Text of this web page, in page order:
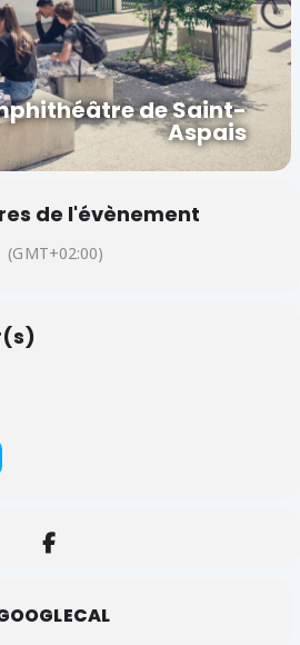
de Saint-
Aspais
de l'évènement
(GMT+02:00)